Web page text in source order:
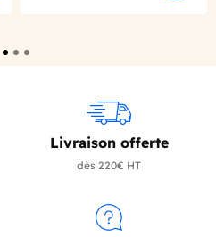
Livraison offerte
dès 220€ HT